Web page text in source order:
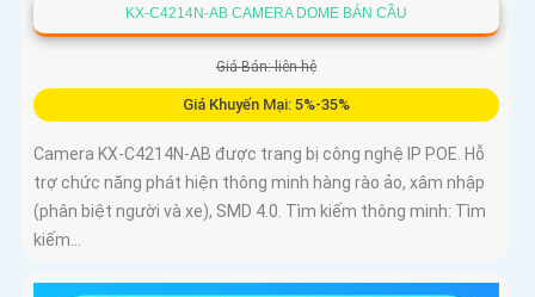
KX-C4214N-AB CAMERA DOME BÁN CẦU
Giá Bán: liên hệ
Giá Khuyến Mại: 5%-35%
Camera KX-C4214N-AB được trang bị công nghệ IP POE. Hỗ
trợ chức năng phát hiện thông minh hàng rào ảo, xâm nhập
(phân biệt người và xe), SMD 4.0. Tìm kiếm thông minh: Tìm
kiếm...